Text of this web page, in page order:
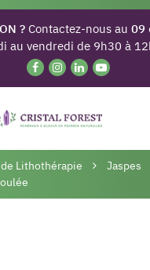
? Contactez-nous au 09
au vendredi de 9h30 à
Lithothérapie Jaspes